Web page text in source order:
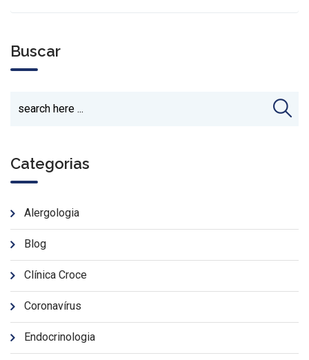
Buscar
Categorias
Alergologia
Blog
Clínica Croce
Coronavírus
Endocrinologia